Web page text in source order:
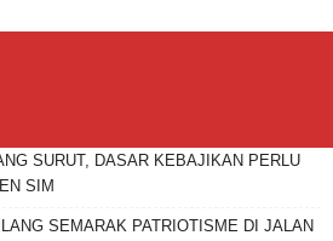
SURUT, DASAR KEBAJIKAN PERLU
SIM
SEMARAK PATRIOTISME DI JALAN